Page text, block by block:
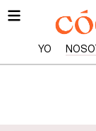
YO